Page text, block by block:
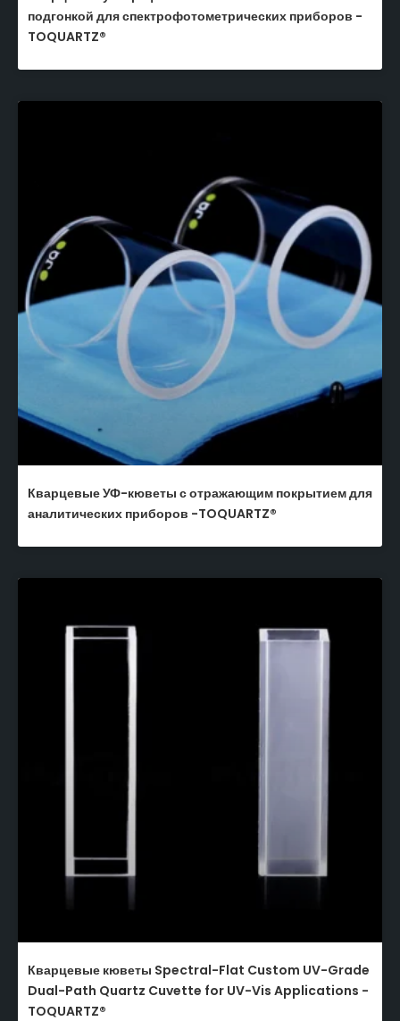
подгонкой для спектрофотометрических приборов -
TOQUARTZ®
Кварцевые УФ-кюветы с отражающим покрытием для
аналитических приборов -TOQUARTZ®
Кварцевые кюветы Spectral-Flat Custom UV-Grade
Dual-Path Quartz Cuvette for UV-Vis Applications -
TOQUARTZ®